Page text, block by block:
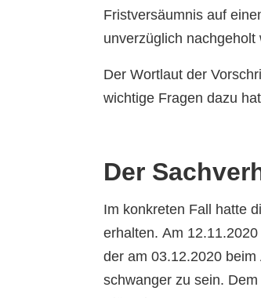
Fristversäumnis auf
unverzüglich nachgeholt
Der Wortlaut der
wichtige Fragen dazu
Der
Im konkreten Fall hatte
erhalten. Am
der am 03.12.2020
schwanger zu sein.